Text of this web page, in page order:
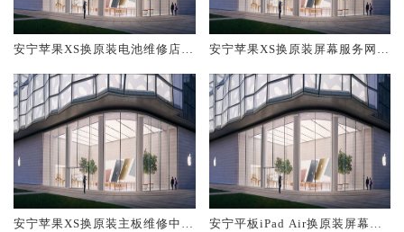
安宁苹果XS换原装电池维修店大
安宁苹果XS换原装屏幕服务网点
安宁苹果XS换原装主板维修中心
安宁平板iPad Air换原装屏幕服